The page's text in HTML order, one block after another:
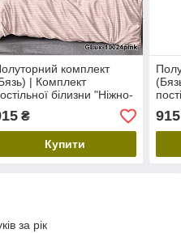
комплект
| Комплект
білизни "Ніжно-
150х220 см
₴
Купити
915
за рік